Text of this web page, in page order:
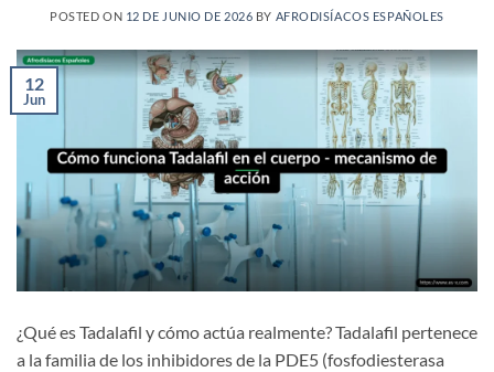
POSTED ON 12 DE JUNIO DE 2026 BY AFRODISÍACOS ESPAÑOLES
12
Jun
¿Qué es Tadalafil y cómo actúa realmente? Tadalafil pertenece
a la familia de los inhibidores de la PDE5 (fosfodiesterasa